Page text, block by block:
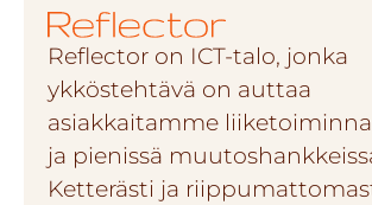
Reflector on ICT-talo, jonka
ykköstehtävä on auttaa
asiakkaitamme
ja pienissä
Ketterästi ja